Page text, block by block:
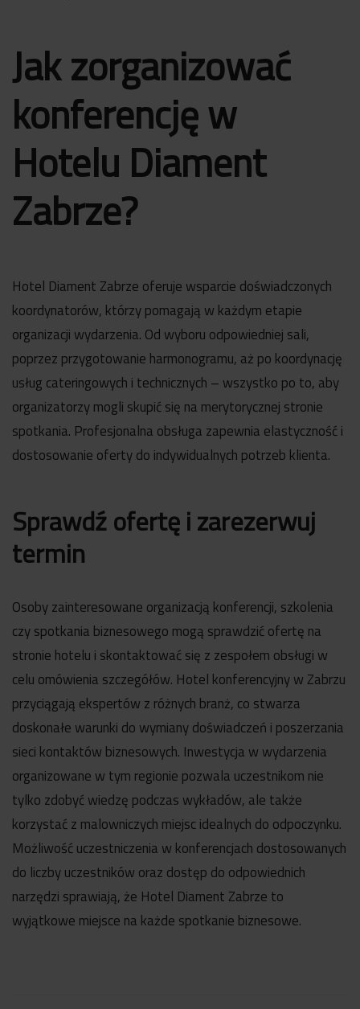
Jak zorganizować
konferencję w
Hotelu Diament
Zabrze?
Hotel Diament Zabrze oferuje wsparcie doświadczonych
koordynatorów, którzy pomagają w każdym etapie
organizacji wydarzenia. Od wyboru odpowiedniej sali,
poprzez przygotowanie harmonogramu, aż po koordynację
usług cateringowych i technicznych – wszystko po to, aby
organizatorzy mogli skupić się na merytorycznej stronie
spotkania. Profesjonalna obsługa zapewnia elastyczność i
dostosowanie oferty do indywidualnych potrzeb klienta.
Sprawdź ofertę i zarezerwuj
termin
Osoby zainteresowane organizacją konferencji, szkolenia
czy spotkania biznesowego mogą sprawdzić ofertę na
stronie hotelu i skontaktować się z zespołem obsługi w
celu omówienia szczegółów. Hotel konferencyjny w Zabrzu
przyciągają ekspertów z różnych branż, co stwarza
doskonałe warunki do wymiany doświadczeń i poszerzania
sieci kontaktów biznesowych. Inwestycja w wydarzenia
organizowane w tym regionie pozwala uczestnikom nie
tylko zdobyć wiedzę podczas wykładów, ale także
korzystać z malowniczych miejsc idealnych do odpoczynku.
Możliwość uczestniczenia w konferencjach dostosowanych
do liczby uczestników oraz dostęp do odpowiednich
narzędzi sprawiają, że Hotel Diament Zabrze to
wyjątkowe miejsce na każde spotkanie biznesowe.